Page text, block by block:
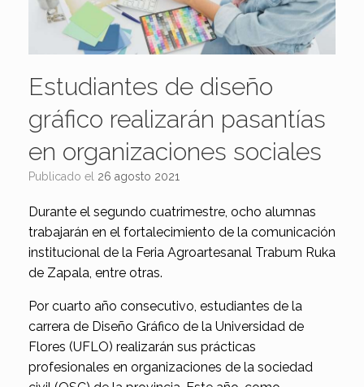
Estudiantes de diseño
gráfico realizarán pasantías
en organizaciones sociales
Publicado el 26 agosto 2021
Durante el segundo cuatrimestre, ocho alumnas
trabajarán en el fortalecimiento de la comunicación
institucional de la Feria Agroartesanal Trabum Ruka
de Zapala, entre otras.
Por cuarto año consecutivo, estudiantes de la
carrera de Diseño Gráfico de la Universidad de
Flores (UFLO) realizarán sus prácticas
profesionales en organizaciones de la sociedad